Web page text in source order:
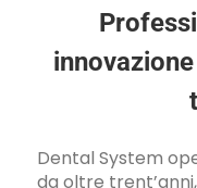
Dental System
da oltre